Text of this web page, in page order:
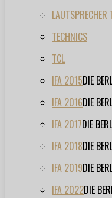
LAUTSPRECHER
TECHNICS
TCL
IFA 2015DIE
IFA 2016DIE
IFA 2017DIE
IFA 2018DIE
IFA 2019DIE
IFA 2022DIE